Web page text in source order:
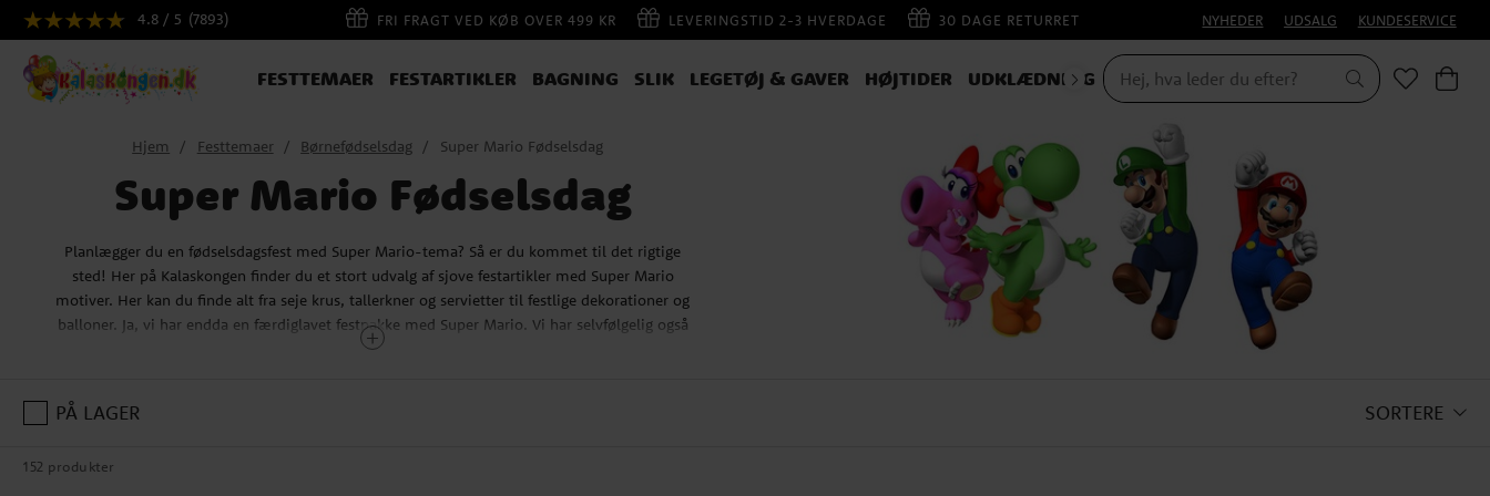
4.8 / 5 (7893) FRI FRAGT VED KØB OVER 499 KR LEVERINGSTID 2-3 HVERDAGE 30 DAGE RETURRET NYHEDER UDSALG KUNDESERVICE
FESTTEMAER FESTARTIKLER BAGNING SLIK LEGETØJ & GAVER HØJTIDER UDKLÆDNING
Hjem Festtemaer Børnefødselsdag Super Mario Fødselsdag
Super Mario Fødselsdag
Planlægger du en fødselsdagsfest med Super Mario-tema? Så er du kommet til det rigtige
sted! Her på Kalaskongen finder du et stort udvalg af sjove festartikler med Super Mario
motiver. Her kan du finde alt fra seje krus, tallerkner og servietter til festlige dekorationer og
balloner. Ja, vi har endda en færdiglavet festpakke med Super Mario. Vi har selvfølgelig også
masser af slik og spændende bagetilbehør!
udvalg af licenserede
PÅ LAGER SORTERE
152 produkter